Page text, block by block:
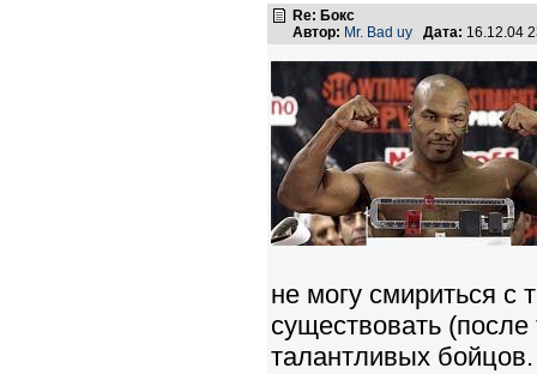
Re: Бокс
Автор: Mr. Bad uy Дата: 16.12.04
не могу смириться с
существовать
талантливых